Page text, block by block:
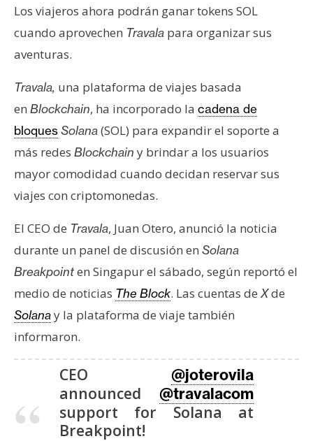
A
n
l
s
i
s
N
o
a
s
d
e
P
r
e
n
Los viajeros ahora podrán ganar tokens SOL
cuando aprovechen Travala para organizar sus
aventuras.
Travala, una plataforma de viajes basada
en Blockchain, ha incorporado la cadena de
bloquesSolana(SOL) para expandir el soporte a
más redes Blockchain y brindar a los usuarios
mayor comodidad cuando decidan reservar sus
viajes con criptomonedas.
El CEO de Travala, Juan Otero, anunció la noticia
durante un panel de discusión en Solana
Breakpointen Singapur el sábado, según reportó el
medio de noticias The Block. Las cuentas de Xde
Solanay la plataforma de viaje también
informaron.
CEO @joterovila
announced @travalacom
support for Solana at
Breakpoint!